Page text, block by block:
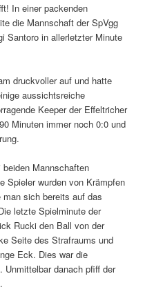
In einer packenden
die Mannschaft der SpVgg
Santoro in allerletzter Minute
druckvoller auf und hatte
aussichtsreiche
Keeper der Effeltricher
Minuten immer noch 0:0 und
Mannschaften
Spieler wurden von Krämpfen
sich bereits auf das
letzte Spielminute der
Rucki den Ball von der
Seite des Strafraums und
Eck. Dies war die
danach pfiff der